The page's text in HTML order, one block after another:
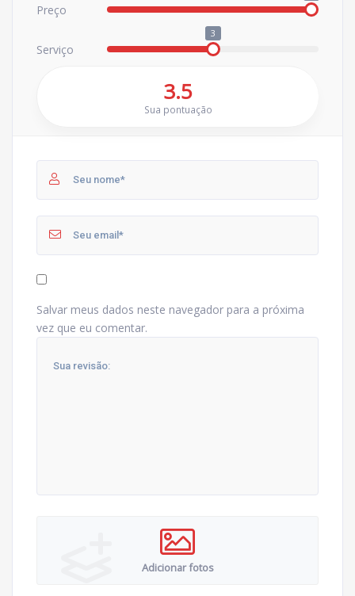
Preço
Serviço
3
3.5
Sua pontuação
Salvar meus dados neste navegador para a próxima
vez que eu comentar.
Adicionar fotos